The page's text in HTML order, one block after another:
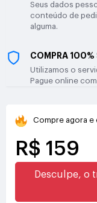
Seus dados
conteúdo de
alguma.
COMPRA 100%
Utilizamos o
Pague online
Compre agora e
R$ 159
Desculpe, o